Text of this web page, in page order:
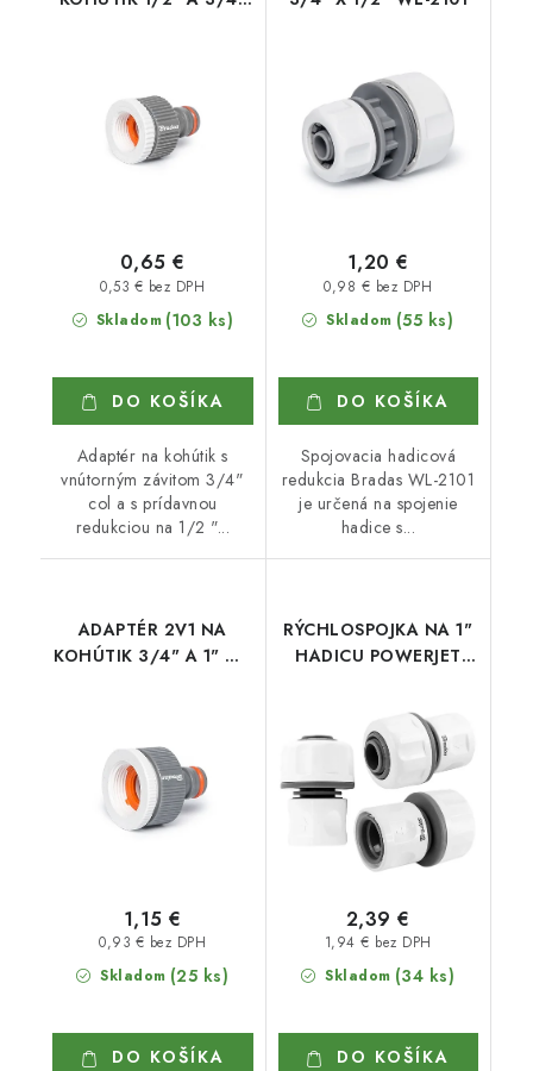
Skladom (103 ks)
0,53 € bez DPH
0,65 €
DO KOŠÍKA
Adaptér na kohútik s
vnútorným závitom 3/4"
col a s prídavnou
redukciou na 1/2 "...
Skladom (55 ks)
0,98 € bez DPH
1,20 €
DO KOŠÍKA
Spojovacia hadicová
redukcia Bradas WL-2101
je určená na spojenie
hadice s...
ADAPTÉR 2V1 NA
KOHÚTIK 3/4" A 1" NA
Skladom (25 ks)
0,93 € bez DPH
1,15 €
DO KOŠÍKA
RÝCHLOSPOJKA NA 1"
HADICU POWERJET
Skladom (34 ks)
1,94 € bez DPH
2,39 €
DO KOŠÍKA